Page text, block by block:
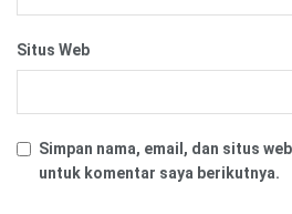
Situs Web
Simpan nama, email, dan situs
untuk komentar saya berikutnya.